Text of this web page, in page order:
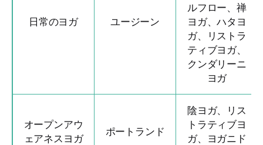
日常のヨガ ユージーン
ルフロー、禅
ヨガ、ハタヨ
ガ、リストラ
ティブヨガ、
クンダリーニ
ヨガ
オープンアウ
ェアネスヨガ
ポートランド
陰ヨガ、リス
トラティブヨ
ガ、ヨガニド